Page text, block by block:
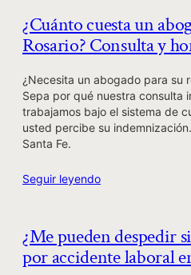
¿Cuánto cuesta un
Rosario? Consulta y
¿Necesita un abogado para su
Sepa por qué nuestra consulta
trabajamos bajo el sistema de
usted percibe su
Santa Fe.
Seguir leyendo
¿Me pueden despedir
por accidente laboral